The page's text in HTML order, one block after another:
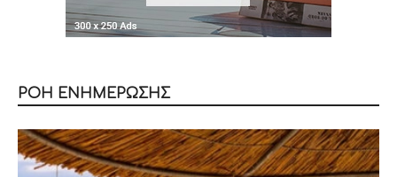
ΡΟΗ ΕΝΗΜΕΡΩΣΗΣ